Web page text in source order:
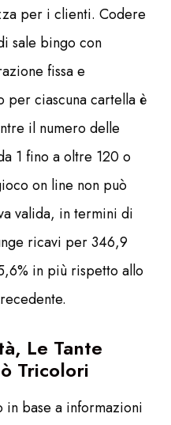
per i clienti. Codere
sale bingo con
fissa e
per ciascuna cartella è
il numero delle
1 fino a oltre 120 o
on line non può
valida, in termini di
ricavi per 346,9
in più rispetto allo
Le Tante
Tricolori
base a informazioni